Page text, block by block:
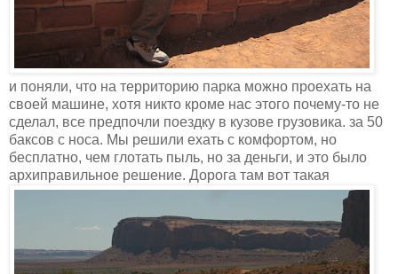
и поняли, что на территорию парка можно проехать на
своей машине, хотя никто кроме нас этого почему-то не
сделал, все предпочли поездку в кузове грузовика. за 50
баксов с носа. Мы решили ехать с комфортом, но
бесплатно, чем глотать пыль, но за деньги, и это было
архиправильное решение. Дорога там вот такая